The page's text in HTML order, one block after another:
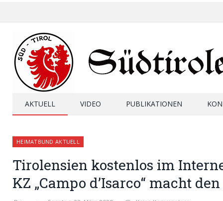
AKTUELL VIDEO PUBLIKATIONEN
HEIMATBUND AKTUELL
Tirolensien kostenlos im
KZ „Campo d’Isarco“ macht